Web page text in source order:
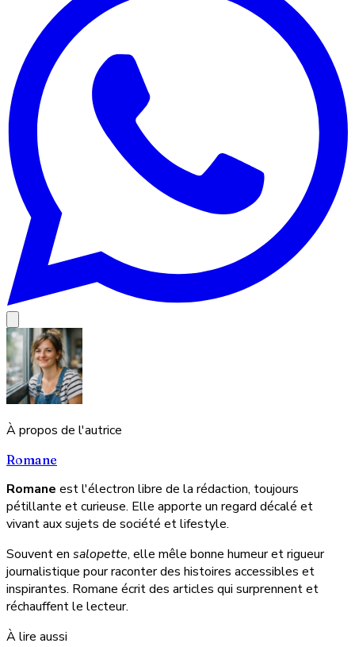
À propos de l'autrice
Romane
Romane est l'électron libre de la rédaction, toujours
pétillante et curieuse. Elle apporte un regard décalé et
vivant aux sujets de société et lifestyle.
Souvent en salopette, elle mêle bonne humeur et rigueur
journalistique pour raconter des histoires accessibles et
inspirantes. Romane écrit des articles qui surprennent et
réchauffent le lecteur.
À lire aussi